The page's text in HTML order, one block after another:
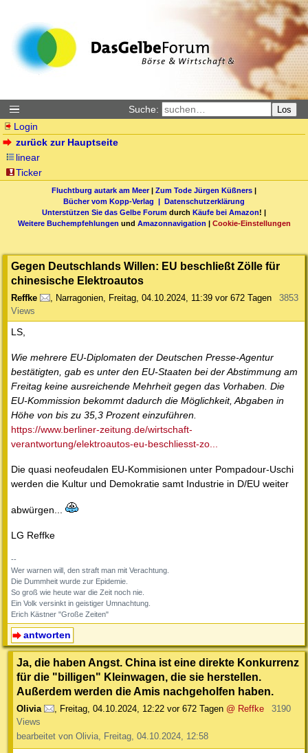
Suche: Los
Login
zurück zur Hauptseite
linear
Ticker
Fluchtburg autark am Meer| Zum Tode Jürgen Küßners |
Bücher vom Kopp-Verlag | Datenschutzerklärung
Unterstützen Sie das Gelbe Forum durch Käufe bei Amazon! |
Weitere Buchempfehlungen und Amazonnavigation | Cookie-Einstellungen
Gegen Deutschlands Willen: EU beschließt Zölle für
chinesische Elektroautos
Reffke , Narragonien, Freitag, 04.10.2024, 11:39 vor 672 Tagen
3853
Views
LS,
Wie mehrere EU-Diplomaten der Deutschen Presse-Agentur
bestätigten, gab es unter den EU-Staaten bei der Abstimmung am
Freitag keine ausreichende Mehrheit gegen das Vorhaben. Die
EU-Kommission bekommt dadurch die Möglichkeit, Abgaben in
Höhe von bis zu 35,3 Prozent einzuführen.
https://www.berliner-zeitung.de/wirtschaft-
verantwortung/elektroautos-eu-beschliesst-zo...
Die quasi neofeudalen EU-Kommisionen unter Pompadour-Uschi
werden die Kultur und Demokratie samt Industrie in D/EU weiter
abwürgen...
LG Reffke
--
Wer warnen will, den straft man mit Verachtung.
Die Dummheit wurde zur Epidemie.
So groß wie heute war die Zeit noch nie.
Ein Volk versinkt in geistiger Umnachtung.
Erich Kästner "Große Zeiten"
antworten
Ja, die haben Angst. China ist eine direkte Konkurrenz
für die "billigen" Kleinwagen, die sie herstellen.
Außerdem werden die Amis nachgeholfen haben.
Olivia , Freitag, 04.10.2024, 12:22 vor 672 Tagen @ Reffke
3190
Views
bearbeitet von Olivia, Freitag, 04.10.2024, 12:58